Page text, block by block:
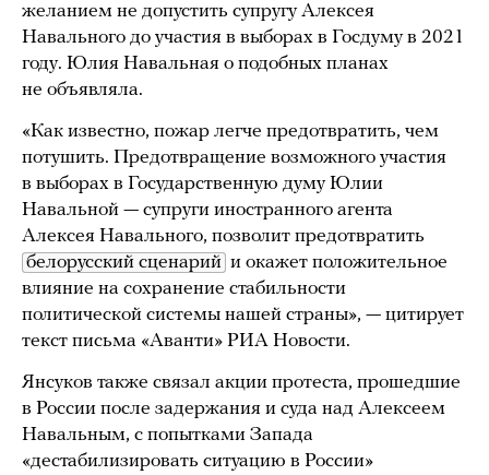
желанием не допустить супругу Алексея
Навального до участия в выборах в Госдуму в 2021
году. Юлия Навальная о подобных планах
не объявляла.
«Как известно, пожар легче предотвратить, чем
потушить. Предотвращение возможного участия
в выборах в Государственную думу Юлии
Навальной — супруги иностранного агента
Алексея Навального, позволит предотвратить
белорусский сценарий и окажет положительное
влияние на сохранение стабильности
политической системы нашей страны», — цитирует
текст письма «Аванти» РИА Новости.
Янсуков также связал акции протеста, прошедшие
в России после задержания и суда над Алексеем
Навальным, с попытками Запада
«дестабилизировать ситуацию в России»